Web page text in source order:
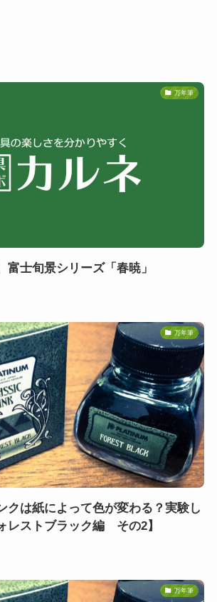
万年筆
富士旬景シリーズ「春暁」
万年筆
クは紙によって色が変わる？実験し
レストブラック編 その2】
万年筆